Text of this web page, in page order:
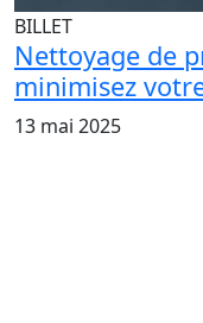
BILLET
Nettoyage de
minimisez
13 mai 2025